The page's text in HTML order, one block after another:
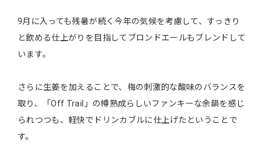
9月に入っても残暑が続く今年の気候を考慮して、すっきり
と飲める仕上がりを目指してブロンドエールもブレンドして
います。
さらに生姜を加えることで、梅の刺激的な酸味のバランスを
取り、「Off Trail」の樽熟成らしいファンキーな余韻を感じ
られつつも、軽快でドリンカブルに仕上げたということで
す。